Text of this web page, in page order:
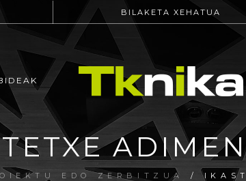
BILAKETA XEHATUA
EDO ZERBITZUA /